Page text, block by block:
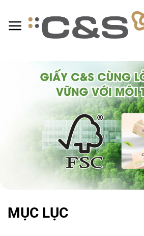
nội
dung
MỤC LỤC